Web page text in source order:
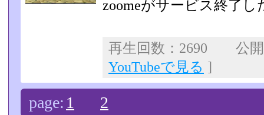
zoomeがサービス終了し
再生回数：2690 公
YouTubeで見る ]
page: 1 2